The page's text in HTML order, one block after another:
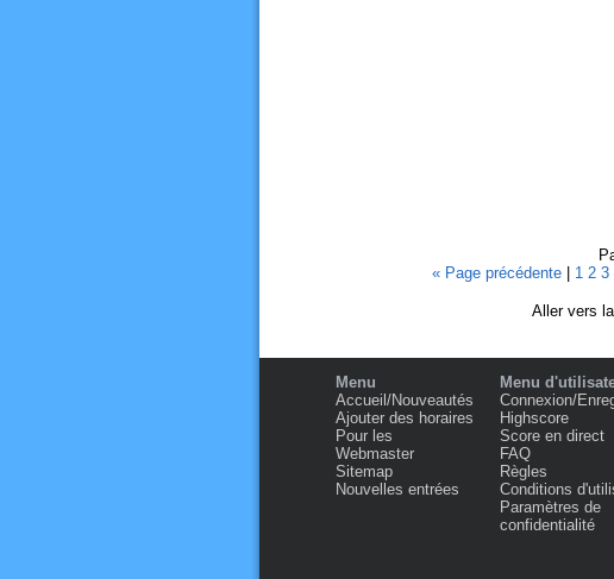
« Page précédente
1 2 3
Aller vers
Menu
Accueil/Nouveautés
Ajouter des horaires
Pour les
Webmaster
Sitemap
Nouvelles entrées
Menu
Connexion/
Highscore
Score en direct
FAQ
Règles
Conditions
Paramètres de
confidentialité